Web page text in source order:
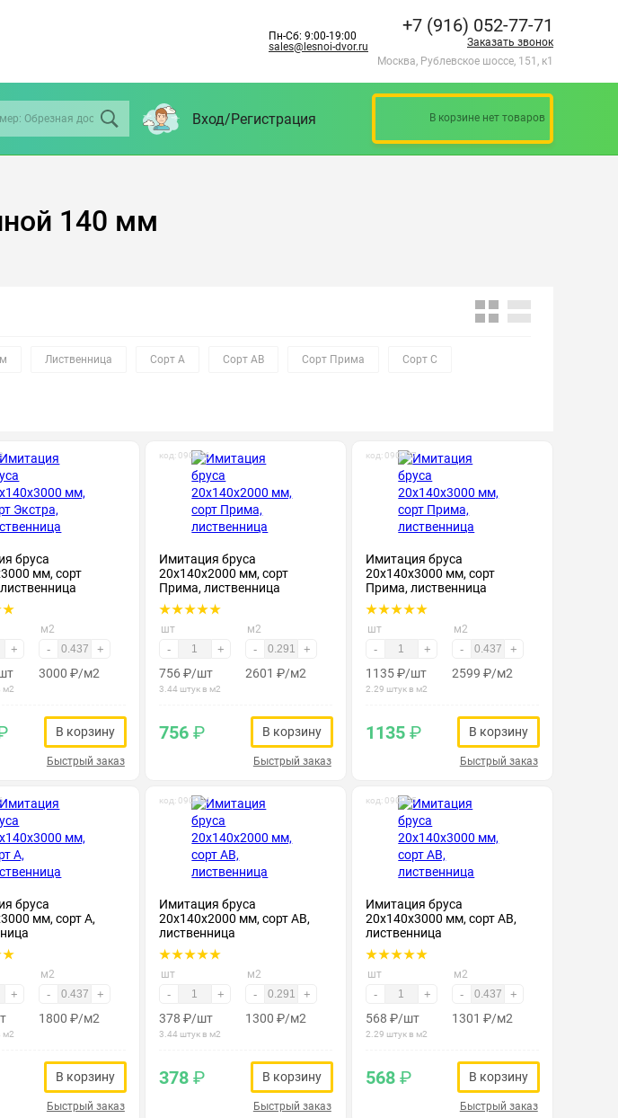
Пн-Сб: 9:00-19:00
sales@lesnoi-dvor.ru
+7 (916) 052-77-71
Заказать звонок
Москва, Рублевское шоссе, 151, к1
Вход/Регистрация В корзине нет товаров
140 мм
Лиственница Сорт А Сорт АВ Сорт Прима Сорт С
бруса
мм, сорт
+
м2
м2
- +
3000 ₽/м2
В корзину
Быстрый заказ
код: 090076
Имитация бруса
20х140х2000 мм, сорт
Прима, лиственница
шт
- +
756 ₽/шт
3.44 штук в м2
м2
- +
2601 ₽/м2
756₽ В корзину
Быстрый заказ
код: 090077
Имитация бруса
20х140х3000 мм, сорт
Прима, лиственница
шт
- +
1135₽/шт
2.29 штук в м2
м2
- +
2599 ₽/м2
1135₽ В корзину
Быстрый заказ
бруса
мм, сорт А,
+
м2
м2
- +
1800 ₽/м2
В корзину
Быстрый заказ
код: 090094
Имитация бруса
20х140х2000 мм, сорт АВ,
лиственница
шт
- +
378 ₽/шт
3.44 штук в м2
м2
- +
1300 ₽/м2
378₽ В корзину
Быстрый заказ
код: 090095
Имитация бруса
20х140х3000 мм, сорт АВ,
лиственница
шт
- +
568 ₽/шт
2.29 штук в м2
м2
- +
1301 ₽/м2
568₽ В корзину
Быстрый заказ